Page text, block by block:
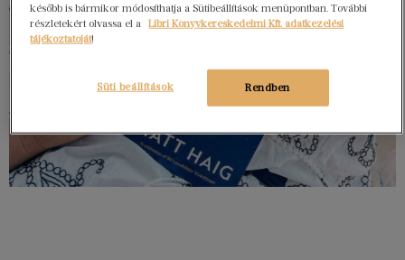
később is bármikor módosíthatja a Sütibeállítások menüpontban. További
részletekért olvassa el a
Libri Könyvkereskedelmi Kft. adatkezelési
tájékoztatóját!
Rendben
Süti beállítások